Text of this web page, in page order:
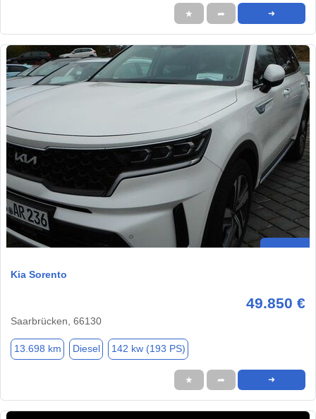
★ ➦ ➜
Kia Sorento
49.850 €
Saarbrücken, 66130
13.698 km Diesel 142 kw (193 PS)
★ ➦ ➜